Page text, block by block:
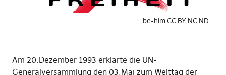
be-him CC BY NC ND
Am 20.Dezember 1993 erklärte die UN-
Generalversammlung den 03.Mai zum Welttag der